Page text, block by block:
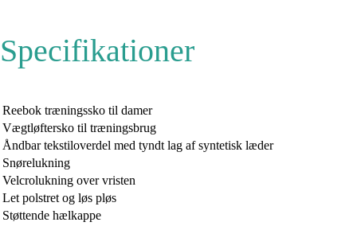
Specifikationer
Reebok træningssko til damer
Vægtløftersko til træningsbrug
Åndbar tekstiloverdel med tyndt lag af syntetisk læder
Snørelukning
Velcrolukning over vristen
Let polstret og løs pløs
Støttende hælkappe